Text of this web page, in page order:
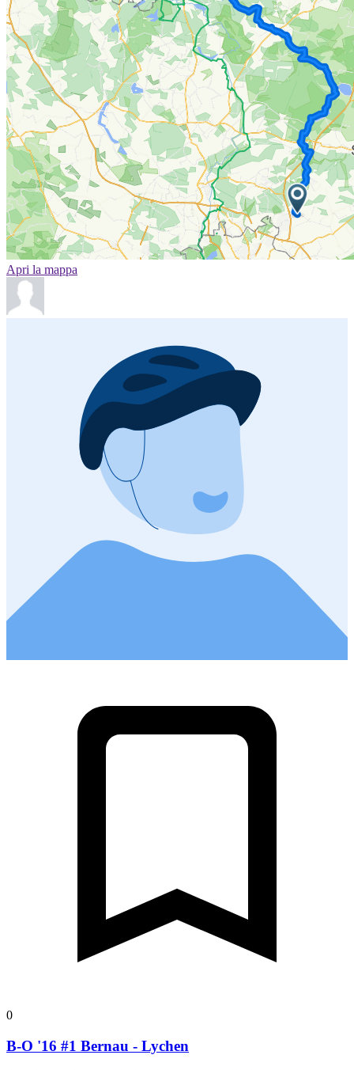
Apri la mappa
0
B-O '16 #1 Bernau - Lychen